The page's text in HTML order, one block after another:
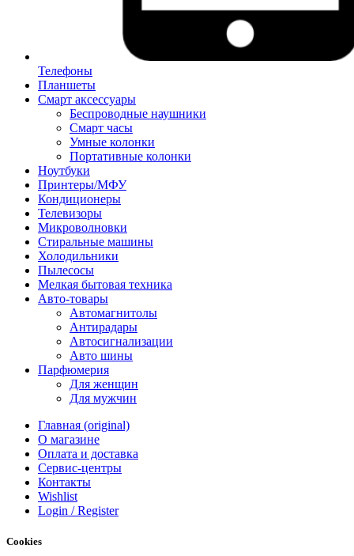
Телефоны
Планшеты
Смарт аксессуары
Беспроводные наушники
Смарт часы
Умные колонки
Портативные колонки
Ноутбуки
Принтеры/МФУ
Кондиционеры
Телевизоры
Микроволновки
Стиральные машины
Холодильники
Пылесосы
Мелкая бытовая техника
Авто-товары
Автомагнитолы
Антирадары
Автосигнализации
Авто шины
Парфюмерия
Для женщин
Для мужчин
Главная (original)
О магазине
Оплата и доставка
Сервис-центры
Контакты
Wishlist
Login / Register
Cookies